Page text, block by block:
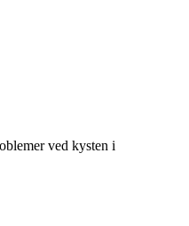
ved kysten i